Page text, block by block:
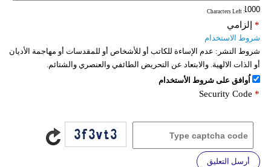
: Characters Left
إلزامي *
شروط الاستخدام
شروط النشر: عدم الإساءة للكاتب أو للأشخاص أو للمقدسات أو مهاجمة الأديان
أو الذات الالهية. والابتعاد عن التحريض الطائفي والعنصري والشتائم.
اُوافق على شروط الأستخدام
Security Code *
أرسل التعليق